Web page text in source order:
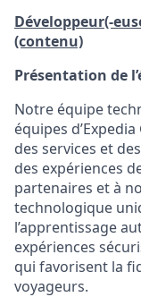
Développeur(-
(contenu)
Présentation de
Notre équipe
équipes
des services et
des expériences
partenaires et à
technologique
l’apprentissage
expériences
qui favorisent la
voyageurs.